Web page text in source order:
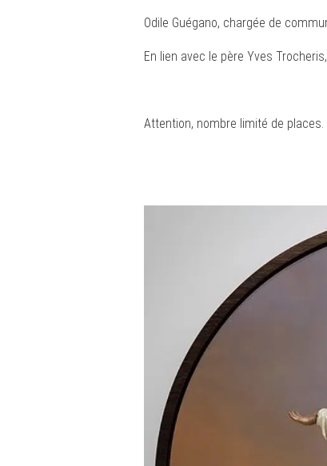
Odile Guégano, chargée de
En lien avec le père Yves
Attention, nombre limité de